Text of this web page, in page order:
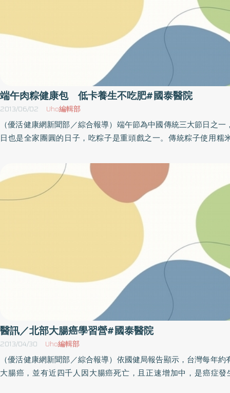
且日趨多元，臨床上治療藥物主要分為兩大類：減少骨質 流失藥
藥物，「減少骨質流失的抗骨鬆藥物，目的是讓骨質流失的速度
被動性治療；而積極性的治療就是促進骨質生成的抗骨鬆藥 物，
長。」張志儒醫師說，臨床上會依據病患的狀況選擇適合的 藥物
下，開源節流的方式，以提升骨密度並降低骨折風險。 依據2020美國臨床內分泌
醫學會骨質疏鬆症治療指引，定義有以下情況的人為極高骨鬆骨
些病人是：骨密度T值非常低（小於-3）、接受過骨鬆藥物治療仍
有近12個月內發生骨鬆性骨折，或有多發性骨鬆性骨折等；另外有
服用骨骼損傷藥物(如類固醇)，或者有骨折風險極高的病人 (FRAX:
>30%，髖關節骨折>4.5%)， 跌倒風險高或有傷害性跌倒病史者，
症有正確的認知，積極治療，就可以免除日後因骨鬆 而造成骨折
的危機，也可以減輕公共衛生的負擔」 張志儒醫師也提醒，任何用藥都有其適應症
及使用方式，「有些藥物一旦停藥，身體就會回到原本骨質快速
有時會讓骨質鬆的情況變得更加嚴重」，因此病患務必遵從醫囑、
用藥，才能提升骨密度進而降低骨折風險， 維持身體的健康。
仍差者，就適用植入式助聽裝置，如人工電子耳、中耳植入器、
等，醫師將評估患者病況及條件，建議合適的植入式助聽裝置。
端午肉粽健康包 低卡養生不吃肥#國泰醫院
2013/06/02 Uho編輯部
（優活健康網新聞部／綜合報導）端午節為中國傳統三大節日之一
日也是全家團圓的日子，吃粽子是重頭戲之一。傳統粽子使用糯
務中心結合國泰綜合醫院營養師，推動健康飲食觀念的同時，在
計2款養生、低卡適合長輩及全家食用粽子，希望民眾快樂過節也
區健康服務中心與國泰綜合醫院營養部門合作，教民眾製作養生
全家食用的養生健康粽，由大學里社區媽媽教導年輕一代包粽子傳
代進行互動，並邀請獨居與家中長輩走出家裡，齊聚一堂慶端午
新知、學習包粽子的技藝及關懷長者。大安區健康服務中心李碧
應高齡化社會及關懷長者身心需求，積極營造社區居民健康生活型
份起每週六於台北真理堂1樓，辦理健康講座推廣銀髮族健康吃、
症篩檢等課程。並且邀請營養師、體能訓練老師、心理諮商師及
家，指導參加的長者「活到老 動到老」的生活技能與健康知識，
活品質、提供心理支持。透過每週聚會活動，適時提供長者關懷
互動的機會，並為長者的日常生活安全把關。藉由這次活動，營
粽係使用天然、安全食材染色，讓粽子色彩優、外皮有味道，選用
瘦肉替代五花肉，減少飽和脂肪酸，也減少調味料的使用，1顆熱
外南瓜豆包粽，選用薏仁、蕎麥、胚芽米等全穀類，減少糯米的
穀物，減少內餡的調味。內餡以滷方式製成，減少油脂。另用熟地
使用。餡料為豆包、瘦肉，減少膽固醇及飽和脂肪。使用菇類讓口
醫訊／北部大腸癌學習營#國泰醫院
2013/04/30 Uho編輯部
（優活健康網新聞部／綜合報導）依國健局報告顯示，台灣每年約
大腸癌，並有近四千人因大腸癌死亡，且正速增加中，是癌症